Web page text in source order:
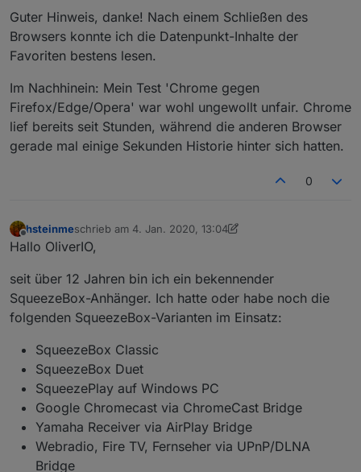
Guter Hinweis, danke! Nach einem Schließen des
Browsers konnte ich die Datenpunkt-Inhalte der
Favoriten bestens lesen.
Im Nachhinein: Mein Test 'Chrome gegen
Firefox/Edge/Opera' war wohl ungewollt unfair. Chrome
lief bereits seit Stunden, während die anderen Browser
gerade mal einige Sekunden Historie hinter sich hatten.
0
Offline
hsteinmeschrieb am 4. Jan. 2020, 13:04
zuletzt editiert von hsteinme1. Apr. 2020, 15:03
Hallo OliverIO,
seit über 12 Jahren bin ich ein bekennender
SqueezeBox-Anhänger. Ich hatte oder habe noch die
folgenden SqueezeBox-Varianten im Einsatz:
SqueezeBox Classic
SqueezeBox Duet
SqueezePlay auf Windows PC
Google Chromecast via ChromeCast Bridge
Yamaha Receiver via AirPlay Bridge
Webradio, Fire TV, Fernseher via UPnP/DLNA
Bridge